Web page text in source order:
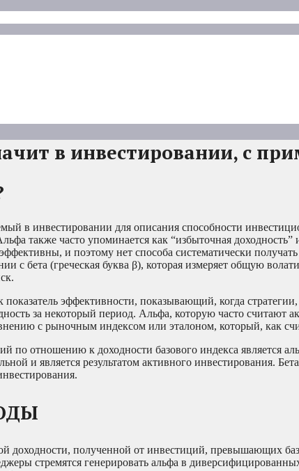
в инвестировании, с
в инвестировании для описания способности
также часто упоминается как “избыточная доходность”
и поэтому нет способа систематически
с бета (греческая буква β), которая измеряет общую
показатель эффективности, показывающий, когда
за некоторый период. Альфа, которую часто считают
с рыночным индексом или эталоном, который, как
по отношению к доходности базового индекса является
и является результатом активного инвестирования.
доходности, полученной от инвестиций, превышающих
стремятся генерировать альфа в